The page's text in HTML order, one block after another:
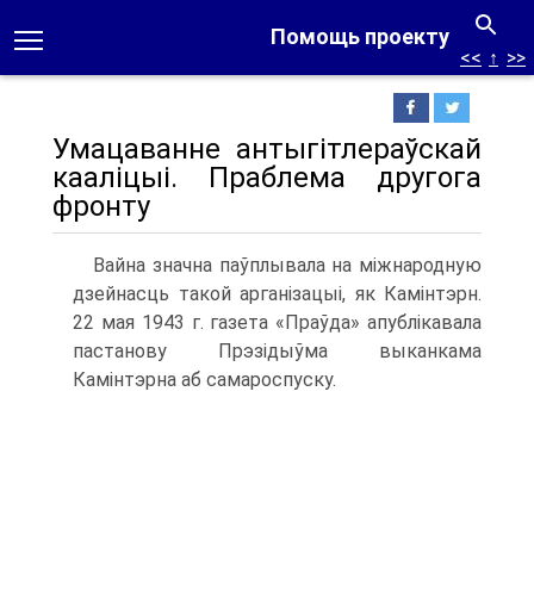
Помощь проекту
<< ↑ >>
Умацаванне антыгітлераўскай
кааліцыі. Праблема другога
фронту
Вайна значна паўплывала на міжнародную
дзейнасць такой арганізацыі, як Камінтэрн.
22 мая 1943 г. газета «Праўда» апублікавала
пастанову Прэзідыўма выканкама
Камінтэрна аб самароспуску.